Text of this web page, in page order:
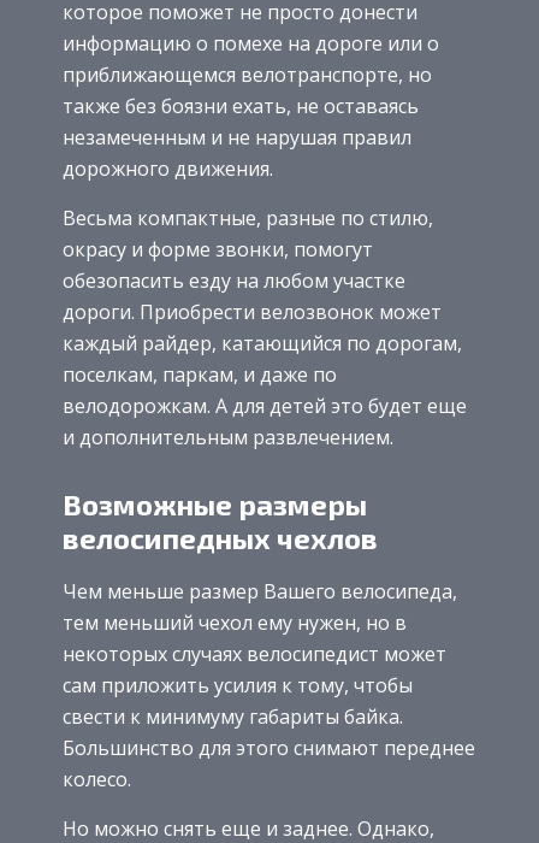
которое поможет не просто донести
информацию о помехе на дороге или о
приближающемся велотранспорте, но
также без боязни ехать, не оставаясь
незамеченным и не нарушая правил
дорожного движения.
Весьма компактные, разные по стилю,
окрасу и форме звонки, помогут
обезопасить езду на любом участке
дороги. Приобрести велозвонок может
каждый райдер, катающийся по дорогам,
поселкам, паркам, и даже по
велодорожкам. А для детей это будет еще
и дополнительным развлечением.
Возможные размеры
велосипедных чехлов
Чем меньше размер Вашего велосипеда,
тем меньший чехол ему нужен, но в
некоторых случаях велосипедист может
сам приложить усилия к тому, чтобы
свести к минимуму габариты байка.
Большинство для этого снимают переднее
колесо.
Но можно снять еще и заднее. Однако,